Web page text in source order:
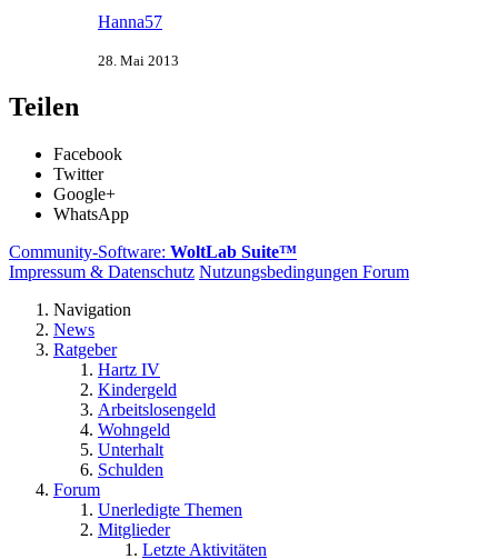
Hanna57
28. Mai 2013
Teilen
Facebook
Twitter
Google+
WhatsApp
Community-Software: WoltLab Suite™
Impressum & Datenschutz Nutzungsbedingungen Forum
Navigation
News
Ratgeber
Hartz IV
Kindergeld
Arbeitslosengeld
Wohngeld
Unterhalt
Schulden
Forum
Unerledigte Themen
Mitglieder
Letzte Aktivitäten